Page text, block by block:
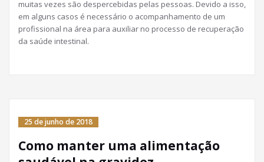
muitas vezes são despercebidas pelas pessoas. Devido a isso,
em alguns casos é necessário o acompanhamento de um
profissional na área para auxiliar no processo de recuperação
da saúde intestinal.
25 de junho de 2018
Como manter uma alimentação